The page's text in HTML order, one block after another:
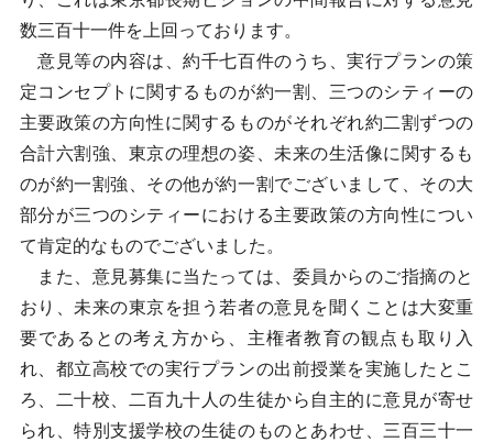
数三百十一件を上回っております。
意見等の内容は、約千七百件のうち、実行プランの策
定コンセプトに関するものが約一割、三つのシティーの
主要政策の方向性に関するものがそれぞれ約二割ずつの
合計六割強、東京の理想の姿、未来の生活像に関するも
のが約一割強、その他が約一割でございまして、その大
部分が三つのシティーにおける主要政策の方向性につい
て肯定的なものでございました。
また、意見募集に当たっては、委員からのご指摘のと
おり、未来の東京を担う若者の意見を聞くことは大変重
要であるとの考え方から、主権者教育の観点も取り入
れ、都立高校での実行プランの出前授業を実施したとこ
ろ、二十校、二百九十人の生徒から自主的に意見が寄せ
られ、特別支援学校の生徒のものとあわせ、三百三十一